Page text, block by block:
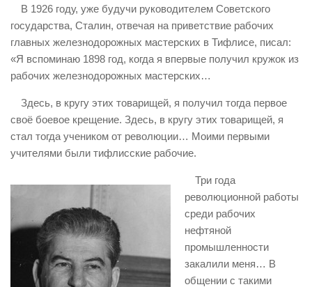
ИЗУЧЕНИЕ ДИАЛЕКТИКИ
ФЕДЕРАЦИЯ ПРОФСОЮЗОВ РОССИИ
В 1926 году, уже будучи руководителем Советского
государства, Сталин, отвечая на приветствие рабочих
главных железнодорожных мастерских в Тифлисе, писал:
«Я вспоминаю 1898 год, когда я впервые получил кружок из
рабочих железнодорожных мастерских…
Здесь, в кругу этих товарищей, я получил тогда первое
своё боевое крещение. Здесь, в кругу этих товарищей, я
стал тогда учеником от революции… Моими первыми
учителями были тифлисские рабочие.
Три года
революционной работы
среди рабочих
нефтяной
промышленности
закалили меня… В
общении с такими